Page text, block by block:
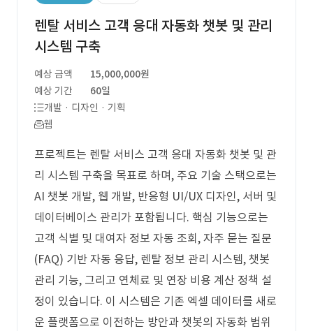
렌탈 서비스 고객 응대 자동화 챗봇 및 관리
시스템 구축
예상 금액
15,000,000원
예상 기간
60일
개발 · 디자인 · 기획
웹
프로젝트는 렌탈 서비스 고객 응대 자동화 챗봇 및 관
리 시스템 구축을 목표로 하며, 주요 기술 스택으로는
AI 챗봇 개발, 웹 개발, 반응형 UI/UX 디자인, 서버 및
데이터베이스 관리가 포함됩니다. 핵심 기능으로는
고객 식별 및 대여자 정보 자동 조회, 자주 묻는 질문
(FAQ) 기반 자동 응답, 렌탈 정보 관리 시스템, 챗봇
관리 기능, 그리고 연체료 및 연장 비용 계산 정책 설
정이 있습니다. 이 시스템은 기존 엑셀 데이터를 새로
운 플랫폼으로 이전하는 방안과 챗봇의 자동화 범위